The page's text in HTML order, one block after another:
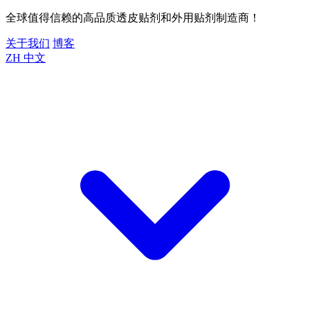
全球值得信赖的高品质透皮贴剂和外用贴剂制造商！
关于我们 博客
ZH 中文